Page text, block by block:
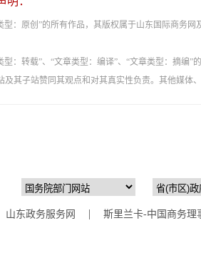
型：原创”的所有作品，其版权属于山东国际商务
型：转载”、“文章类型：编译”、“文章类型：摘编
及其子站赞同其观点和对其真实性负责。其他媒